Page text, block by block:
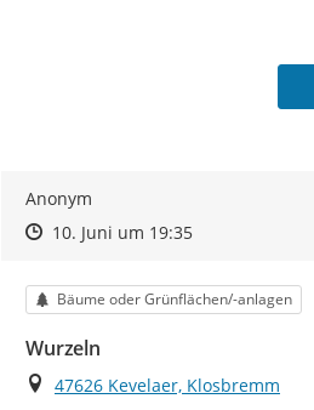
Anonym
Zeitpunkt des Erstellens
Zeitpunkt des Erstellens
10. Juni um 19:35Zur Äußerung
Kategorie
Bäume oder Grünflächen/-anlagen
Wurzeln
Ort
47626 Kevelaer, Klosbremm